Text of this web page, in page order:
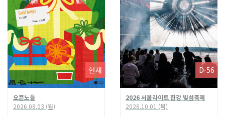
현재
오픈노들
2026.08.03 (월)
D-56
2026 서울라이트 한강 빛섬축제
2026.10.01 (목)